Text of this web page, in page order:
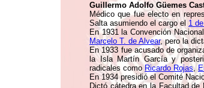
Guillermo Adolfo Güemes
Médico que fue electo en
Salta asumiendo el cargo el 1
En 1931 la Convención
Marcelo T. de Alvear, pero la
En 1933 fue acusado de
la Isla Martín García y
radicales comoRicardo Rojas,
En 1934 presidió el Comité
Dictó cátedra en la Facultad